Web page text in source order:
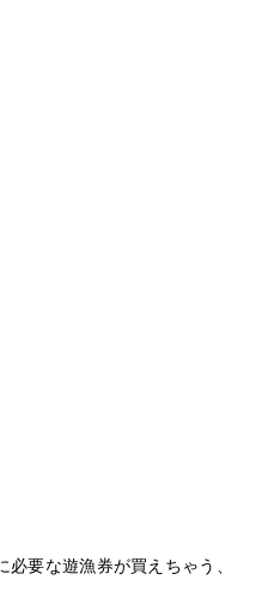
要な遊漁券が買えちゃう、